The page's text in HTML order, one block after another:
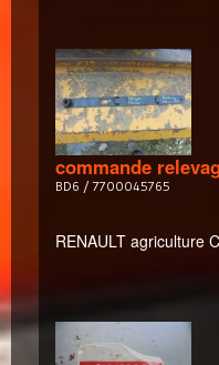
commande
BD6 / 7700045765
RENAULT agriculture